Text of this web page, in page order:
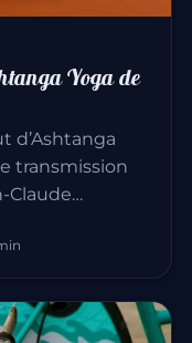
Yoga de
d’Ashtanga
transmission
Claude…